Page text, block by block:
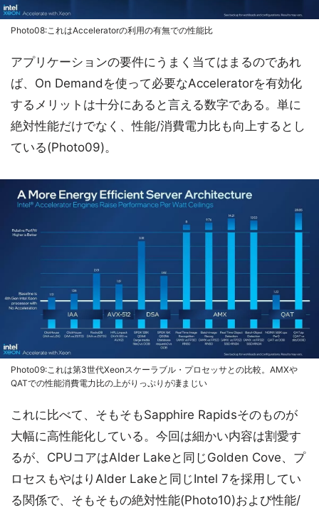
Photo08:これはAcceleratorの利用の有無での性能比
アプリケーションの要件にうまく当てはまるのであれ
ば、On Demandを使って必要なAcceleratorを有効化
するメリットは十分にあると言える数字である。単に
絶対性能だけでなく、性能/消費電力比も向上するとし
ている(Photo09)。
Photo09:これは第3世代Xeonスケーラブル・プロセッサとの比較。AMXや
QATでの性能消費電力比の上がりっぷりが凄まじい
これに比べて、そもそもSapphire Rapidsそのものが
大幅に高性能化している。今回は細かい内容は割愛す
るが、CPUコアはAlder Lakeと同じGolden Cove、プ
ロセスもやはりAlder Lakeと同じIntel 7を採用してい
る関係で、そもそもの絶対性能(Photo10)および性能/